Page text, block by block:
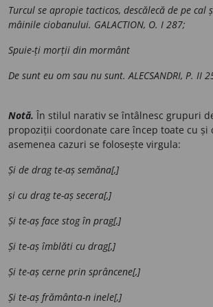
Turcul se apropie tacticos, descălecă de pe cal
mâinile ciobanului. GALACTION, O. I 287;
Spuie-ți morții din mormânt
De sunt eu om sau nu sunt. ALECSANDRI, P. II
Notă. În stilul narativ se întâlnesc grupuri
propoziții coordonate care încep toate cu și
asemenea cazuri se folosește virgula:
Și de drag te-aș semăna[,]
și cu drag te-aș secera[,]
Și te-aș face stog în prag[,]
Și te-aș îmblăti cu drag[,]
Și te-aș cerne prin sprâncene[,]
Și te-aș frământa-n inele[,]